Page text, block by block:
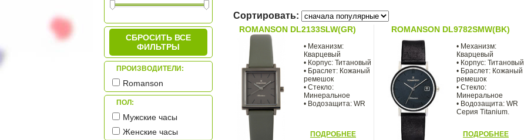
СБРОСИТЬ ВСЕ
ФИЛЬТРЫ
ПРОИЗВОДИТЕЛИ:
Romanson
ПОЛ:
Мужские часы
Женские часы
Сортировать:
ROMANSON DL2133SLW(GR)
• Механизм:
Кварцевый
• Корпус: Титановый
• Браслет: Кожаный
ремешок
• Стекло:
Минеральное
• Водозащита: WR
ПОДРОБНЕЕ
ROMANSON DL9782SMW(BK)
• Механизм:
Кварцевый
• Корпус: Титановый
• Браслет: Кожаный
ремешок
• Стекло:
Минеральное
• Водозащита: WR
Серия Titanium.
ПОДРОБНЕЕ